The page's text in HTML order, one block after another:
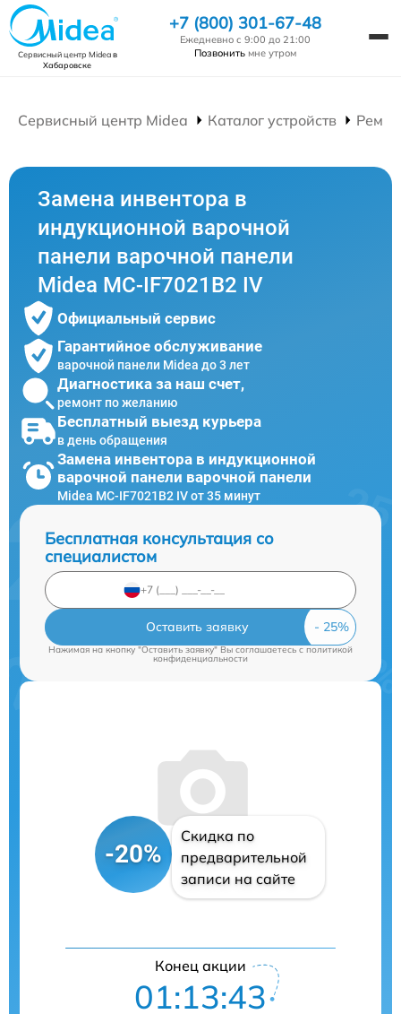
Сервисный центр Mideaв
Хабаровске
+7 (800) 301-67-48
Ежедневно с 9:00 до 21:00
Позвонить мне утром
Сервисный центр Midea Каталог устройств
Замена инвентора в
индукционной варочной
панели варочной панели
Midea MC-IF7021B2 IV
Официальный сервис
Гарантийное обслуживание
варочной панели Midea до 3 лет
Диагностика за наш счет,
ремонт по желанию
Бесплатный выезд курьера
в день обращения
Замена инвентора в индукционной
варочной панели варочной панели
Midea MC-IF7021B2 IV от 35 минут
Бесплатная консультация со
специалистом
Оставить заявку
Нажимая на кнопку "Оставить заявку" Вы соглашаетесь cполитикой
конфиденциальности
-20%
Скидка по
предварительной
записи на сайте
Конец акции
01:13:42